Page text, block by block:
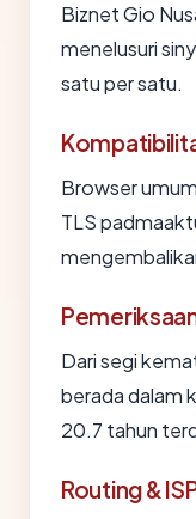
Biznet Gio
menelusuri
satu per satu.
Browser
TLS
Dari segi
berada dalam
20.7 tahun
Routing &